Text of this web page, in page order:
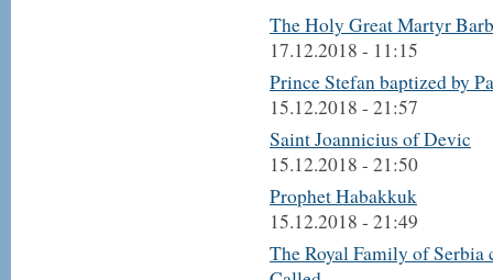
The Holy Great Martyr
17.12.2018 - 11:15
Prince Stefan baptized by
15.12.2018 - 21:57
Saint Joannicius of Devic
15.12.2018 - 21:50
Prophet Habakkuk
15.12.2018 - 21:49
The Royal Family of Serbia